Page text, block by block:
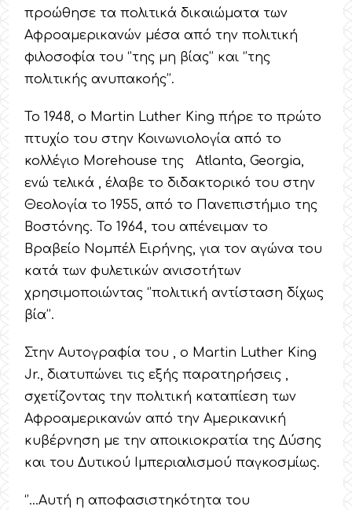
προώθησε τα πολιτικά δικαιώματα των
Αφροαμερικανών μέσα από την πολιτική
φιλοσοφία του ‘’της μη βίας’’ και ‘’της
πολιτικής ανυπακοής’’.
Το 1948, ο Martin Luther King πήρε το πρώτο
πτυχίο του στην Κοινωνιολογία από το
κολλέγιο Morehouse της Atlanta, Georgia,
ενώ τελικά , έλαβε το διδακτορικό του στην
Θεολογία το 1955, από το Πανεπιστήμιο της
Βοστόνης. Το 1964, του απένειμαν το
Βραβείο Νομπέλ Ειρήνης, για τον αγώνα του
κατά των φυλετικών ανισοτήτων
χρησιμοποιώντας ‘’πολιτική αντίσταση δίχως
βία’’.
Στην Αυτογραφία του , ο Martin Luther King
Jr., διατυπώνει τις εξής παρατηρήσεις ,
σχετίζοντας την πολιτική καταπίεση των
Αφροαμερικανών από την Αμερικανική
κυβέρνηση με την αποικιοκρατία της Δύσης
και του Δυτικού Ιμπεριαλισμού παγκοσμίως.
‘’…Αυτή η αποφασιστηκότητα του